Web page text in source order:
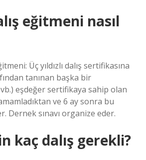
eğitmeni nasıl
Üç yıldızlı dalış sertifikasına
tanınan başka bir
eşdeğer sertifikaya sahip olan
ve 6 ay sonra bu
Dernek sınavı organize eder.
kaç dalış gerekli?